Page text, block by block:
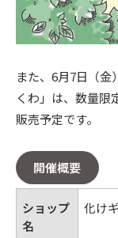
また、6月7日（
くわ」は、数量限
販売予定です。
開催概要
ショップ
名
化け